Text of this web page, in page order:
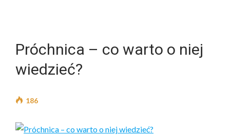
Próchnica – co warto o niej
wiedzieć?
186